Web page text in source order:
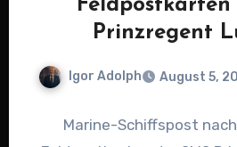
Feldpostkarten
Prinzregent
Igor Adolph August 5,
Marine-Schiffspost